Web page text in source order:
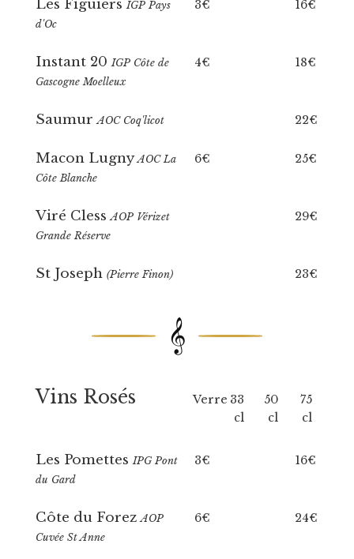
Les FiguiersIGP Pays
d'Oc
3€ 16€
Instant 20IGP Côte de
Gascogne Moelleux
4€ 18€
SaumurAOC Coq'licot 22€
Macon LugnyAOC La
Côte Blanche
6€ 25€
Viré ClessAOP Vérizet
Grande Réserve
29€
St Joseph (Pierre Finon) 23€
𝄞
Vins Rosés Verre 33
cl
50
cl
75
cl
Les PomettesIPG Pont
du Gard
3€ 16€
Côte du ForezAOP
Cuvée St Anne
6€ 24€